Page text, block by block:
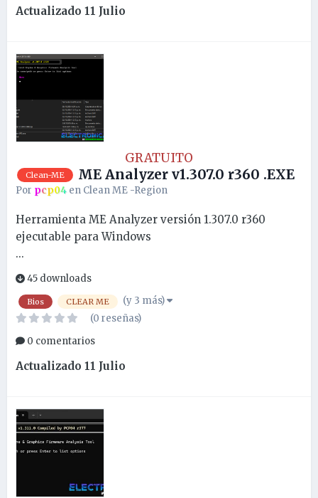
Actualizado 11 Julio
GRATUITO
Clean-ME ME Analyzer v1.307.0 r360 .EXE
Por pcp04 en Clean ME -Region
Herramienta ME Analyzer versión 1.307.0 r360
ejecutable para Windows
...
45 downloads
Bios CLEAR ME
(y 3 más)
(0 reseñas)
0 comentarios
Actualizado 11 Julio